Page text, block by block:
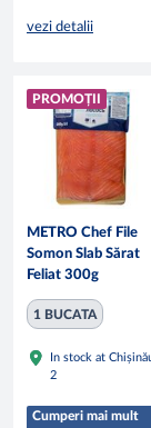
vezi detalii
PROMOȚII
METRO Chef File
Somon Slab Sărat
Feliat 300g
1 BUCATA
In stock at
2
Cumperi mai mult